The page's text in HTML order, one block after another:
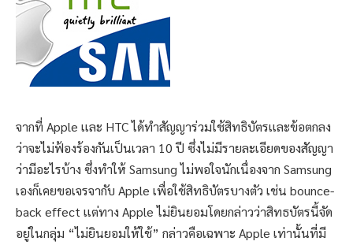
จากที่ Apple เเละ HTC ได้ทำสัญญาร่วมใช้สิทธิบัตรเเละข้อตกลง
ว่าจะไม่ฟ้องร้องกันเป็นเวลา 10 ปี ซึ่งไม่มีรายละเอียดของสัญญา
ว่ามีอะไรบ้าง ซึ่งทำให้ Samsung ไม่พอใจนักเนื่องจาก Samsung
เองก็เคยขอเจรจากับ Apple เพื่อใช้สิทธิบัตรบางตัว เช่น bounce-
back effect เเต่ทาง Apple ไม่ยินยอมโดยกล่าวว่าสิทธบัตรนี้จัด
อยู่ในกลุ่ม “ไม่ยินยอมให้ใช้” กล่าวคือเฉพาะ Apple เท่านั้นที่มี